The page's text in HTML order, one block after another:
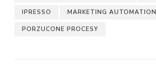
IPRESSO MARKETING AUTOMATION
PORZUCONE PROCESY